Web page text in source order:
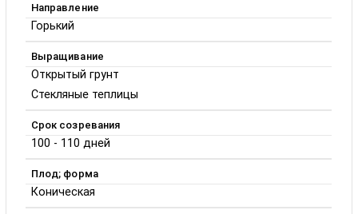
Направление
Горький
Выращивание
Открытый грунт
Стекляные теплицы
Срок созревания
100 - 110 дней
Плод; форма
Коническая